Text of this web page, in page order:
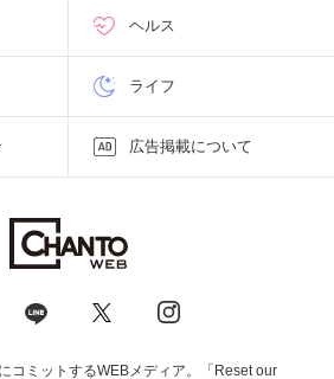
ヘルス
ライフ
広告掲載について
コミットするWEBメディア。「Reset our